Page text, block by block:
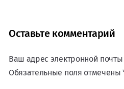
Оставьте комментарий
Ваш адрес электронной
Обязательные поля отмечены